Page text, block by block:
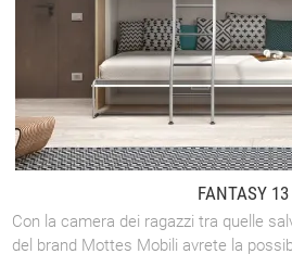
FANTASY 13
Con la camera dei ragazzi tra quelle
del brand Mottes Mobili avrete la